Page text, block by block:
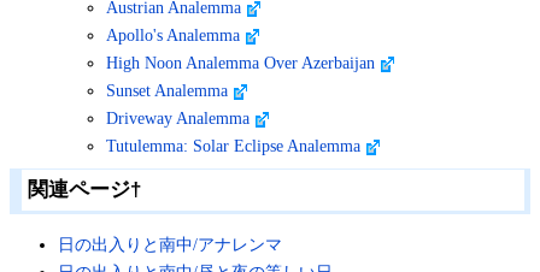
Austrian Analemma
Apollo's Analemma
High Noon Analemma Over Azerbaijan
Sunset Analemma
Driveway Analemma
Tutulemma: Solar Eclipse Analemma
関連ページ†
日の出入りと南中/アナレンマ